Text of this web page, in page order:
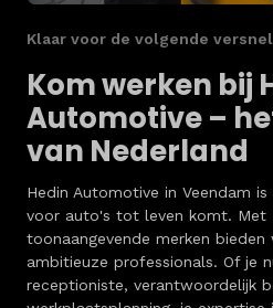
Klaar voor de volgende
Kom werken bij
Automotive –
van Nederland
Hedin Automotive in Veendam
voor auto's tot leven komt. Met
toonaangevende merken
ambitieuze professionals. Of je
receptioniste, verantwoordelijk